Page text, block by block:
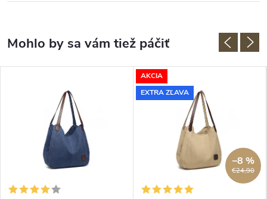
AKCIA
EXTRA ZĽAVA
€24,90
–8 %